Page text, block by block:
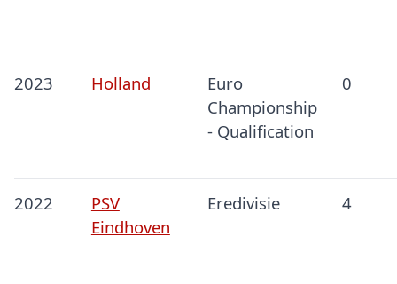
2023 Holland
Euro
Championship
- Qualification
0
2022
PSV
Eindhoven
Eredivisie 4